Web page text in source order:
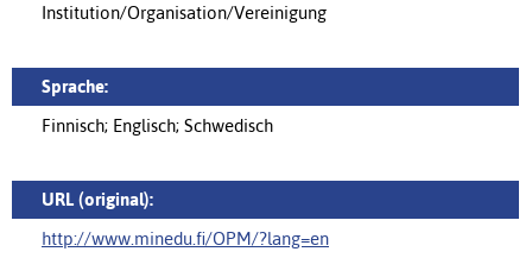
Institution/Organisation/Vereinigung
Sprache:
Finnisch; Englisch; Schwedisch
URL (original):
http://www.minedu.fi/OPM/?lang=en